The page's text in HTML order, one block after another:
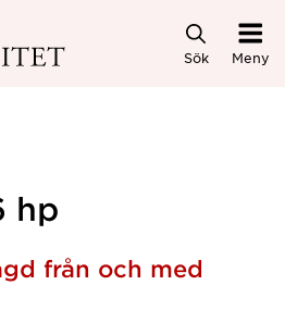
Sök Meny
hp
från och med